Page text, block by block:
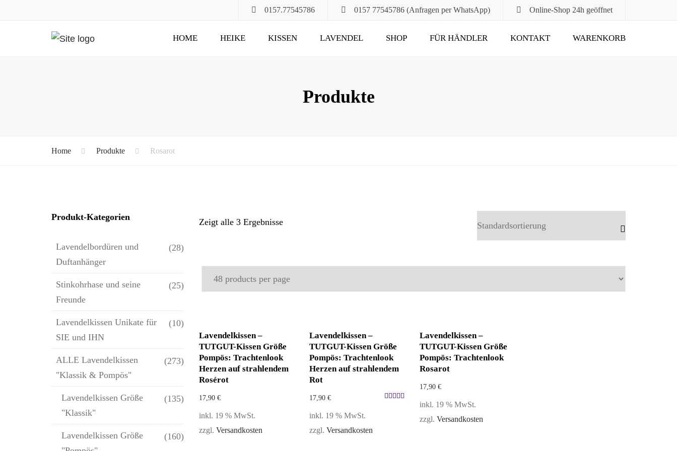
0157.77545786 0157 77545786 (Anfragen per WhatsApp) Online-Shop 24h geöffnet
Submit
HOME HEIKE KISSEN LAVENDEL
FÜR MUND, HALS
SHOP FÜR HÄNDLER KONTAKT WARENKORB
Produkte
Home Produkte Rosarot
Produkt-Kategorien
Lavendelbordüren und
Duftanhänger
(28)
Stinkohrhase und seine
Freunde
(25)
Lavendelkissen Unikate für
SIE und IHN
(10)
ALLE Lavendelkissen
"Klassik & Pompös"
(273)
Lavendelkissen Größe
"Klassik"
(135)
Lavendelkissen Größe
(160)
Zeigt alle 3 Ergebnisse
Lavendelkissen –
TUTGUT-Kissen Größe
Pompös: Trachtenlook
Herzen auf strahlendem
Rosérot
17,90 €
inkl. 19 % MwSt.
zzgl. Versandkosten
Lavendelkissen –
TUTGUT-Kissen Größe
Pompös: Trachtenlook
Herzen auf strahlendem
Rot
17,90 €
inkl. 19 % MwSt.
zzgl. Versandkosten
Lavendelkissen –
TUTGUT-Kissen Größe
Pompös: Trachtenlook
Rosarot
17,90€
inkl. 19 % MwSt.
zzgl.Versandkosten